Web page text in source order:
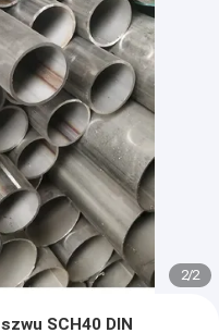
2/2
SCH40 DIN